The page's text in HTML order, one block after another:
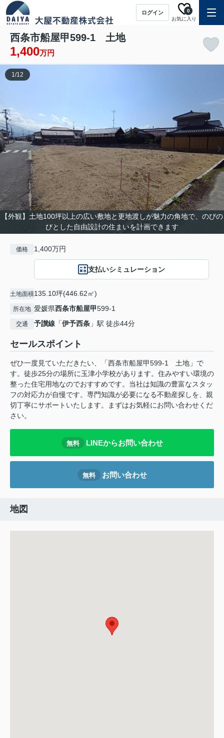
ログイン
お気に入り
0
西条市船屋甲599-1 土地
1,400万円
【外観】土地100坪以上の広い敷地と更地渡しが魅力の角地で、のびの
びとした自由設計の住まいを計画できます
1/12
価格 1,400万円
支払いシミュレーション
土地面積135.10坪(446.62㎡)
所在地 愛媛県西条市船屋甲599-1
交通 予讃線 「伊予西条 」駅 徒歩44分
セールスポイント
ぜひ一度見ていただきたい、「西条市船屋甲599-1 土地」で
す。徒歩25分の場所に玉津小学校があります。住みやすい環境の
整った住宅用地なのでおすすめです。当社は知識の豊富なスタッ
フの対応力が自慢です。専門知識が必要になる不動産探しを、親
切丁寧にサポートいたします。まずはお気軽にお問い合わせくだ
さい。
無料 LINEからお問い合わせ
無料 お問い合わせ
地図